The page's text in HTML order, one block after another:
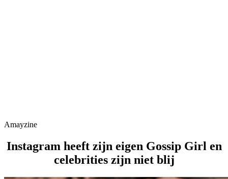
Amayzine
Instagram heeft zijn eigen Gossip Girl en
celebrities zijn niet blij